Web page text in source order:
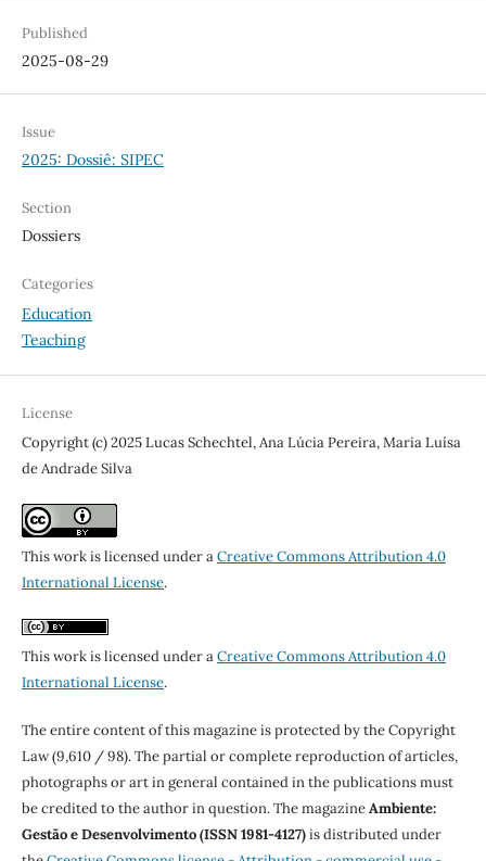
Published
2025-08-29
Issue
2025: Dossiê: SIPEC
Section
Dossiers
Categories
Education
Teaching
License
Copyright (c) 2025 Lucas Schechtel, Ana Lúcia Pereira, Maria Luísa
de Andrade Silva
This work is licensed under aCreative Commons Attribution 4.0
International License.
This work is licensed under aCreative Commons Attribution 4.0
International License.
The entire content of this magazine is protected by the Copyright
Law (9,610 / 98). The partial or complete reproduction of articles,
photographs or art in general contained in the publications must
be credited to the author in question. The magazineAmbiente:
Gestão e Desenvolvimento (ISSN 1981-4127)is distributed under